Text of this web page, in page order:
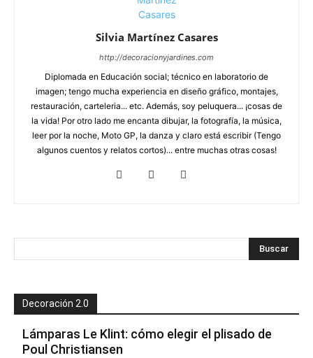
Silvia Martínez Casares
http://decoracionyjardines.com
Diplomada en Educación social; técnico en laboratorio de
imagen; tengo mucha experiencia en diseño gráfico, montajes,
restauración, carteleria... etc. Además, soy peluquera... ¡cosas de
la vida! Por otro lado me encanta dibujar, la fotografía, la música,
leer por la noche, Moto GP, la danza y claro está escribir (Tengo
algunos cuentos y relatos cortos)... entre muchas otras cosas!
Decoración 2.0
Lámparas Le Klint: cómo elegir el plisado de
Poul Christiansen